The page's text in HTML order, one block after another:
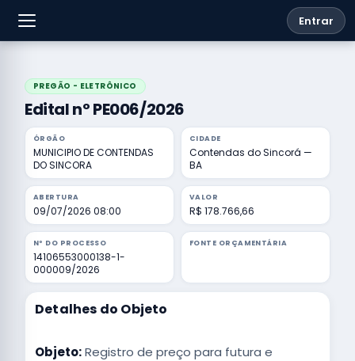
Entrar
PREGÃO - ELETRÔNICO
Edital nº PE006/2026
ÓRGÃO
MUNICIPIO DE CONTENDAS
DO SINCORA
CIDADE
Contendas do Sincorá —
BA
ABERTURA
09/07/2026 08:00
VALOR
R$ 178.766,66
Nº DO PROCESSO
14106553000138-1-
000009/2026
FONTE ORÇAMENTÁRIA
Detalhes do Objeto
Objeto:Registro de preço para futura e